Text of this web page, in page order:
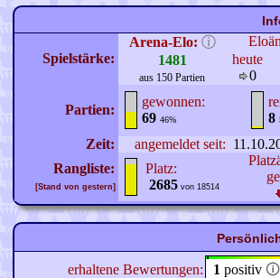
Spielstärke:
Arena-Elo: ⓘ
1481
aus 150 Partien
heute
0
Partien:
gewonnen:
69 46%
8
Zeit:
angemeldet seit:
Rangliste:
[Stand von gestern]
Platz:
2685 von 18514
erhaltene Bewertungen: 1 positiv 🛈